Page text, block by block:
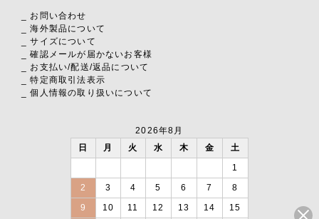
_ お問い合わせ
_ 海外製品について
_ サイズについて
_ 確認メールが届かないお客様
_ お支払い/配送/返品について
_ 特定商取引法表示
_ 個人情報の取り扱いについて
2026年8月
日
月 火 水 木 金
土
1
2
3 4 5 6 7
8
9
10 11 12 13 14 15